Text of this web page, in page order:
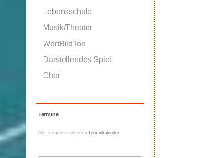
Lebensschule
Musik/Theater
WortBildTon
Darstellendes Spiel
Chor
Termine
Alle Termine in unserem Terminkalender